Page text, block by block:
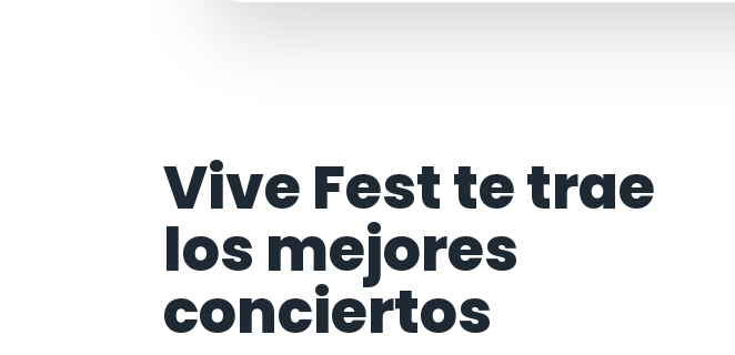
Vive Fest te trae
los mejores
conciertos